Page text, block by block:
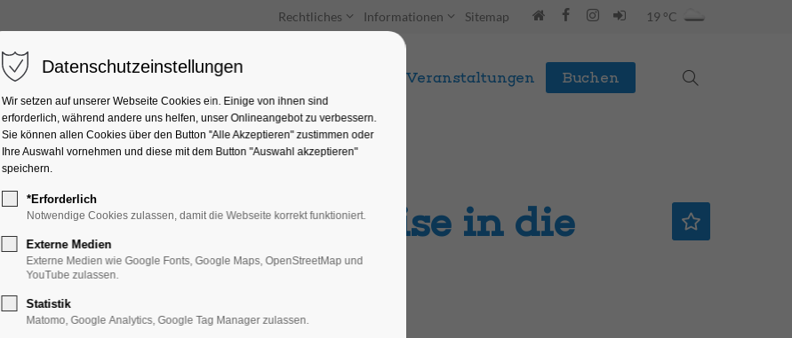
Rechtliches Informationen Sitemap 19 °C
Unterkünfte Entdecken & Erleben Veranstaltungen Buchen
Workshop "Deine Reise in die
Kreativität"
Workshop
Datenschutzeinstellungen
Wir setzen auf unserer Webseite Cookies ein. Einige von ihnen sind
erforderlich, während andere uns helfen, unser Onlineangebot zu verbessern.
Sie können allen Cookies über den Button "Alle Akzeptieren" zustimmen oder
Ihre Auswahl vornehmen und diese mit dem Button "Auswahl akzeptieren"
speichern.
*Erforderlich
Notwendige Cookies zulassen, damit die Webseite korrekt funktioniert.
Externe Medien
Externe Medien wie Google Fonts, Google Maps, OpenStreetMap und
YouTube zulassen.
Statistik
Matomo, Google Analytics, Google Tag Manager zulassen.